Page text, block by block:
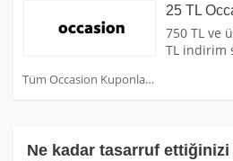
Tüm Occasion Kuponları
25 TL
750 TL ve
TL indirim
Ne kadar tasarruf ettiğinizi